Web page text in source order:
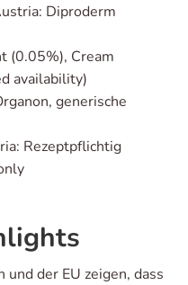
Diproderm
(0.05%), Cream
availability)
generische
Rezeptpflichtig
der EU zeigen, dass